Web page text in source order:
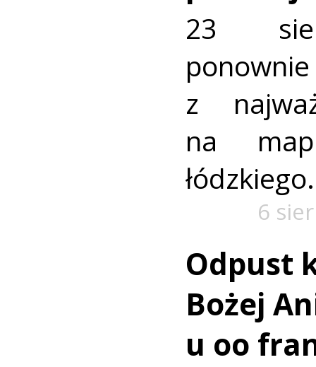
23
z
na
łódzkiego.
6
Odpust
Bożej
u oo